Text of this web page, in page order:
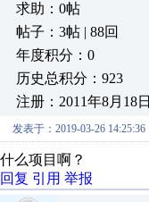
求助：0帖
帖子：3帖 | 88回
年度积分：0
历史总积分：923
注册：2011年8月18日
发表于：2019-03-26 14:25:36
什么项目啊？
回复 引用 举报